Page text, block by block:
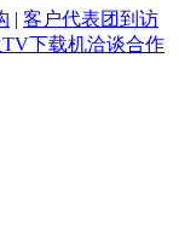
| 客户代表团到访
下载机洽谈合作